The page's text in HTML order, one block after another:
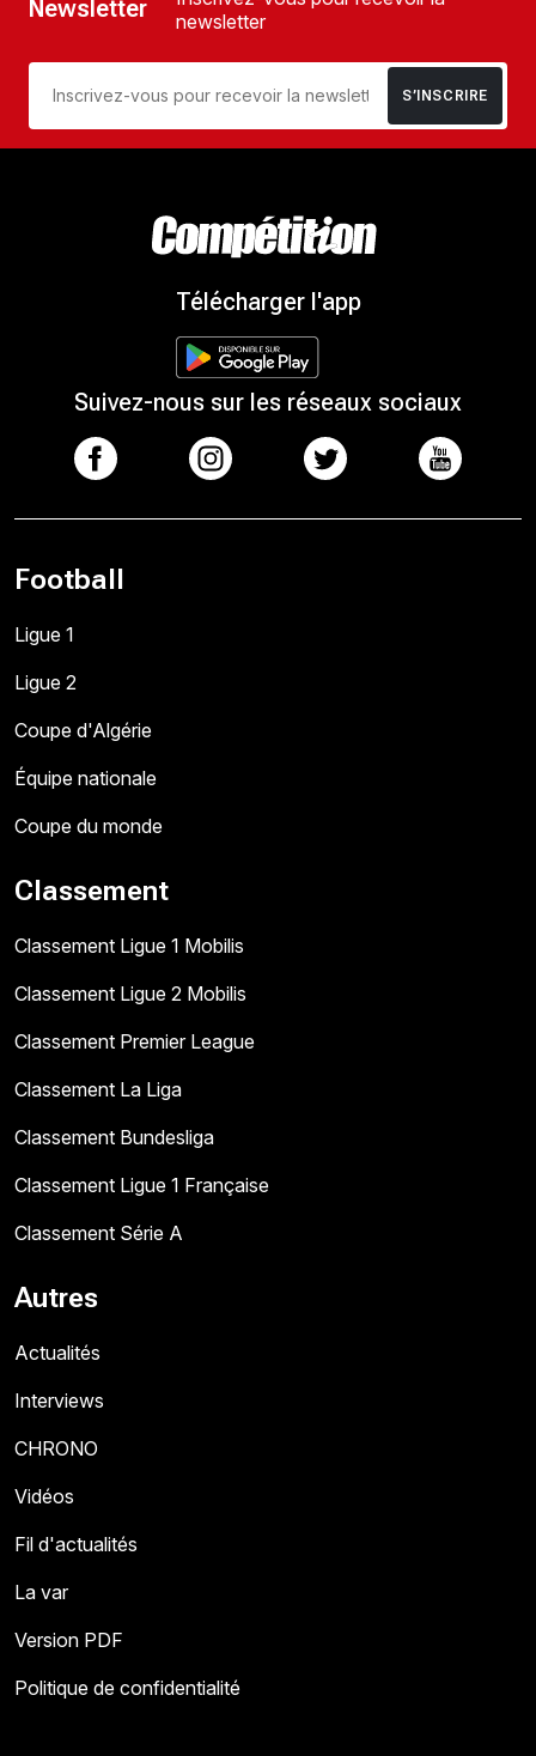
Newsletter
newsletter
S’INSCRIRE
Télécharger l'app
Suivez-nous sur les réseaux sociaux
Football
Ligue 1
Ligue 2
Coupe d'Algérie
Équipe nationale
Coupe du monde
Classement
Classement Ligue 1 Mobilis
Classement Ligue 2 Mobilis
Classement Premier League
Classement La Liga
Classement Bundesliga
Classement Ligue 1 Française
Classement Série A
Autres
Actualités
Interviews
CHRONO
Vidéos
Fil d'actualités
La var
Version PDF
Politique de confidentialité